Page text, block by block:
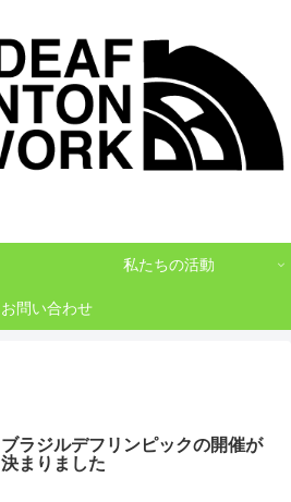
私たちの活動
お問い合わせ
ブラジルデフリンピックの開催が
決まりました